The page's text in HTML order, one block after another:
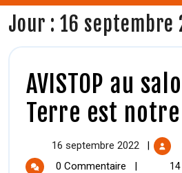
Jour : 16 septembre
AVISTOP au
Terre est
16 septembre 2022
0 Commentaire |